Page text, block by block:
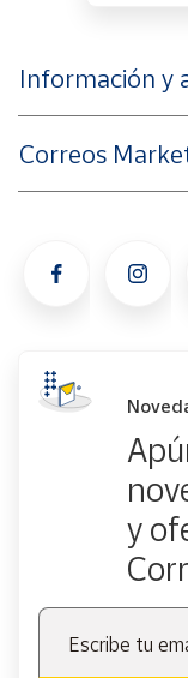
Información y
Correos
y
Escribe tu